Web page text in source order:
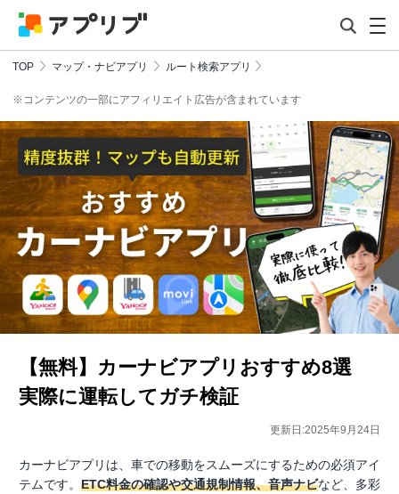
TOP マップ・ナビアプリ ルート検索アプリ
※コンテンツの一部にアフィリエイト広告が含まれています
【無料】カーナビアプリおすすめ8選
実際に運転してガチ検証
更新日:2025年9月24日
カーナビアプリは、車での移動をスムーズにするための必須アイ
テムです。 ETC料金の確認や交通規制情報、音声ナビなど、多彩